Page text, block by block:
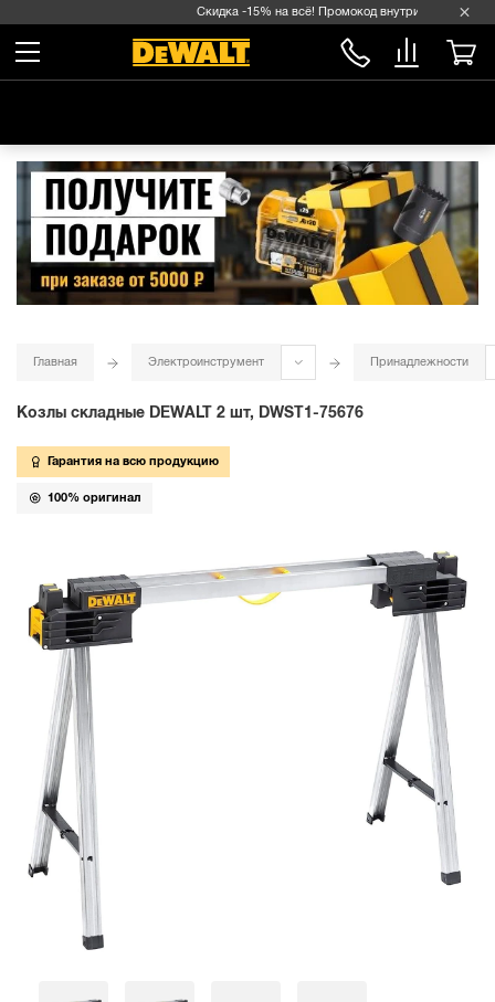
Скидка -15% на всё! Промокод внутри →
Главная Электроинструмент Принадлежности
Козлы складные DEWALT 2 шт, DWST1-75676
Гарантия на всю продукцию
100% оригинал